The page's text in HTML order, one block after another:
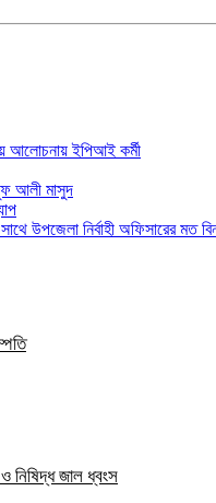
আলোচনায় ইপিআই কর্মী
আলী মাসুদ
উপজেলা নির্বাহী অফিসারের মত
নিষিদ্ধ জাল ধ্বংস